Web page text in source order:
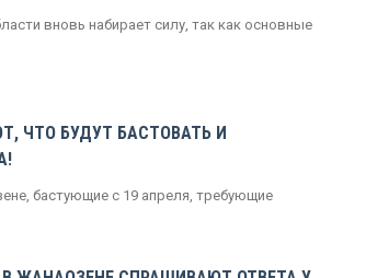
вновь набирает силу, так как основные
ЧТО БУДУТ БАСТОВАТЬ И
бастующие с 19 апреля, требующие